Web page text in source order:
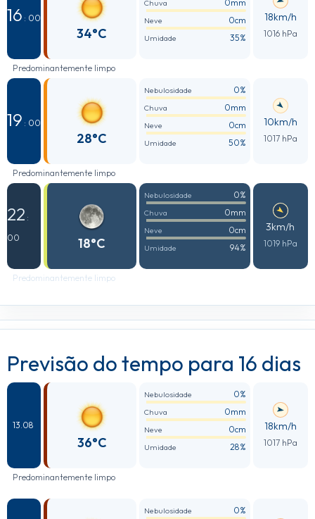
16 : 00
34°C
Chuva 0mm
Neve 0cm
Umidade 35%
18km/h
1016 hPa
Predominantemente limpo
19 : 00
28°C
Nebulosidade 0%
Chuva 0mm
Neve 0cm
Umidade 50%
10km/h
1017 hPa
Predominantemente limpo
22 :
00
18°C
Nebulosidade 0%
Chuva 0mm
Neve 0cm
Umidade 94%
3km/h
1019 hPa
Predominantemente limpo
Previsão do tempo para 16 dias
13.08
36°C
Nebulosidade 0%
Chuva 0mm
Neve 0cm
Umidade 28%
18km/h
1017 hPa
Predominantemente limpo
Nebulosidade 0%